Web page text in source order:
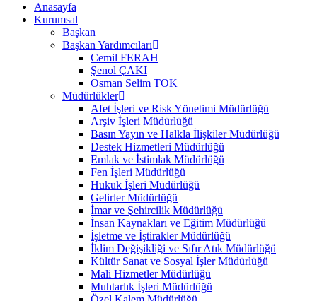
Anasayfa
Kurumsal
Başkan
Başkan Yardımcıları
Cemil FERAH
Şenol ÇAKI
Osman Selim TOK
Müdürlükler
Afet İşleri ve Risk Yönetimi Müdürlüğü
Arşiv İşleri Müdürlüğü
Basın Yayın ve Halkla İlişkiler Müdürlüğü
Destek Hizmetleri Müdürlüğü
Emlak ve İstimlak Müdürlüğü
Fen İşleri Müdürlüğü
Hukuk İşleri Müdürlüğü
Gelirler Müdürlüğü
İmar ve Şehircilik Müdürlüğü
İnsan Kaynakları ve Eğitim Müdürlüğü
İşletme ve İştirakler Müdürlüğü
İklim Değişikliği ve Sıfır Atık Müdürlüğü
Kültür Sanat ve Sosyal İşler Müdürlüğü
Mali Hizmetler Müdürlüğü
Muhtarlık İşleri Müdürlüğü